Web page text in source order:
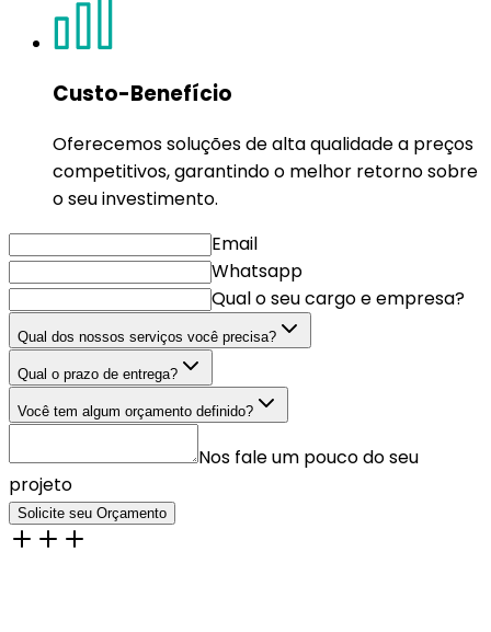
Custo-Benefício
Oferecemos soluções de alta qualidade a preços
competitivos, garantindo o melhor retorno sobre
o seu investimento.
Email
Whatsapp
Qual o seu cargo e empresa?
Qual dos nossos serviços você precisa?
Qual o prazo de entrega?
Você tem algum orçamento definido?
Nos fale um pouco do seu
projeto
Solicite seu Orçamento